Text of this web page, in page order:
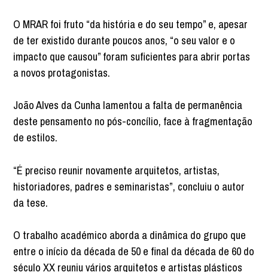
O MRAR foi fruto “da história e do seu tempo” e, apesar
de ter existido durante poucos anos, “o seu valor e o
impacto que causou” foram suficientes para abrir portas
a novos protagonistas.
João Alves da Cunha lamentou a falta de permanência
deste pensamento no pós-concílio, face à fragmentação
de estilos.
“É preciso reunir novamente arquitetos, artistas,
historiadores, padres e seminaristas”, concluiu o autor
da tese.
O trabalho académico aborda a dinâmica do grupo que
entre o início da década de 50 e final da década de 60 do
século XX reuniu vários arquitetos e artistas plásticos